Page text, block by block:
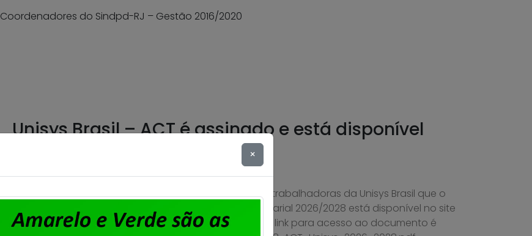
Coordenadores do Sindpd-RJ – Gestão 2016/2020
Unisys Brasil – ACT é assinado e está disponível
A diretoria do Sindpd-RJ informa aos trabalhadores e trabalhadoras da Unisys Brasil que o
Acordo Coletivo de Trabalho relativo à Campanha Salarial 2026/2028 está disponível no site
do sindicato, para conhecimento de todos e todas. O link para acesso ao documento é
×